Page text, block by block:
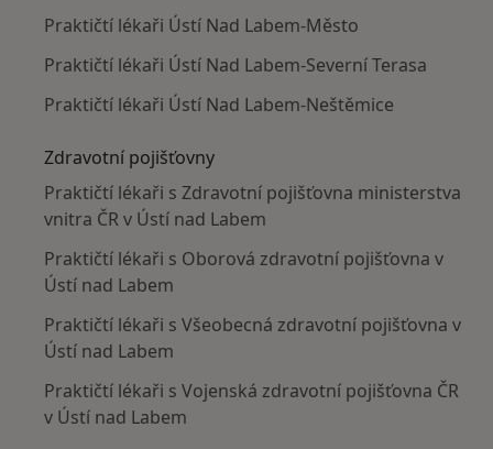
Praktičtí lékaři Ústí Nad Labem-Město
Praktičtí lékaři Ústí Nad Labem-Severní Terasa
Praktičtí lékaři Ústí Nad Labem-Neštěmice
Zdravotní pojišťovny
Praktičtí lékaři s Zdravotní pojišťovna ministerstva
vnitra ČR v Ústí nad Labem
Praktičtí lékaři s Oborová zdravotní pojišťovna v
Ústí nad Labem
Praktičtí lékaři s Všeobecná zdravotní pojišťovna v
Ústí nad Labem
Praktičtí lékaři s Vojenská zdravotní pojišťovna ČR
v Ústí nad Labem